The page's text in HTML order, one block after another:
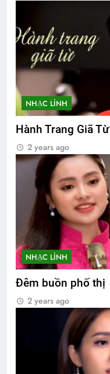
NHẠC LÍNH
Hành Trang Giã Từ
2 years ago
NHẠC LÍNH
Đêm buồn phố thị
2 years ago